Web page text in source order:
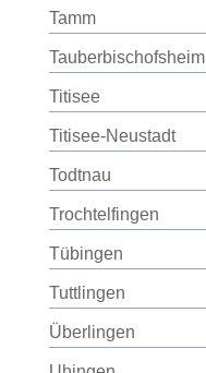
Tamm
Tauberbischofsheim
Titisee
Titisee-Neustadt
Todtnau
Trochtelfingen
Tübingen
Tuttlingen
Überlingen